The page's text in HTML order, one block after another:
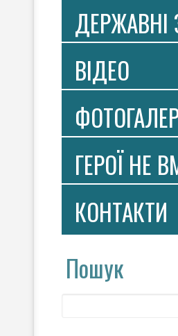
ДЕРЖАВНІ
ВIДЕО
ГЕРОЇ НЕ
КОНТАКТИ
Пошук